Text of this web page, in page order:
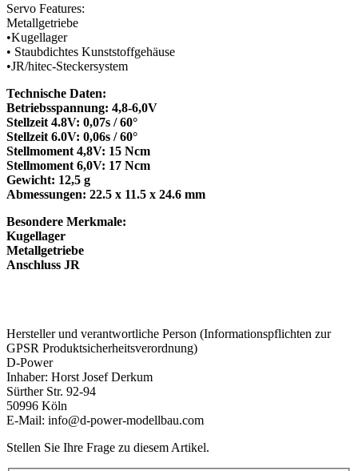
Servo Features:
Metallgetriebe
•Kugellager
• Staubdichtes Kunststoffgehäuse
•JR/hitec-Steckersystem
Technische Daten:
Betriebsspannung: 4,8-6,0V
Stellzeit 4.8V: 0,07s / 60°
Stellzeit 6.0V: 0,06s / 60°
Stellmoment 4,8V: 15 Ncm
Stellmoment 6,0V: 17 Ncm
Gewicht: 12,5 g
Abmessungen: 22.5 x 11.5 x 24.6 mm
Besondere Merkmale:
Kugellager
Metallgetriebe
Anschluss JR
Hersteller und verantwortliche Person (Informationspflichten zur
GPSR Produktsicherheitsverordnung)
D-Power
Inhaber: Horst Josef Derkum
Sürther Str. 92-94
50996 Köln
E-Mail: info@d-power-modellbau.com
Stellen Sie Ihre Frage zu diesem Artikel.